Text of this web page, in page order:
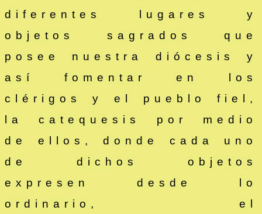
diferentes lugares y
objetos sagrados que
posee nuestra diócesis y
así fomentar en los
clérigos y el pueblo fiel,
la catequesis por medio
de ellos, donde cada uno
de dichos objetos
expresen desde lo
ordinario, el